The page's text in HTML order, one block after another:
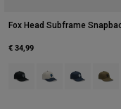
Fox Head Subframe
€ 34,99
Product swatch type of
Product swatch
Product